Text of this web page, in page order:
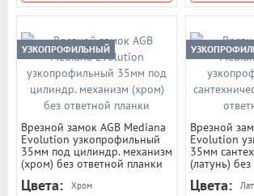
УЗКОПРОФИЛЬНЫЙ
Врезной замок AGB Mediana
Evolution узкопрофильный
35мм под цилиндр. механизм
(хром) без ответной планки
Цвета: Хром
Врезной
Evolution
35мм
(латунь)
Цвета: